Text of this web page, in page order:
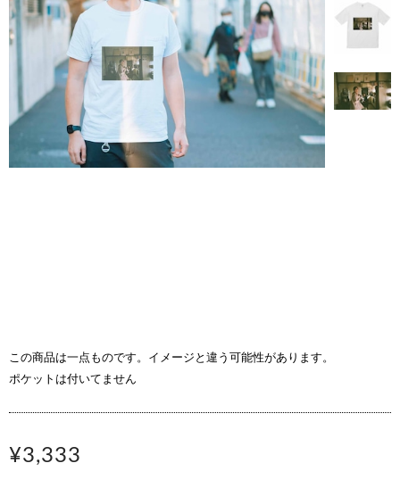
この商品は一点ものです。イメージと違う可能性があります。
ポケットは付いてません
¥3,333